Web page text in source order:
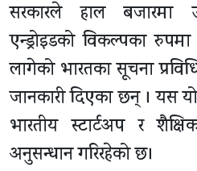
सरकारले हाल
एन्ड्रोइडको विकल्पका
लागेको भारतका सूचना
जानकारी दिएका छन् । यस
भारतीय स्टार्टअप र
अनुसन्धान गरिरहेको छ।